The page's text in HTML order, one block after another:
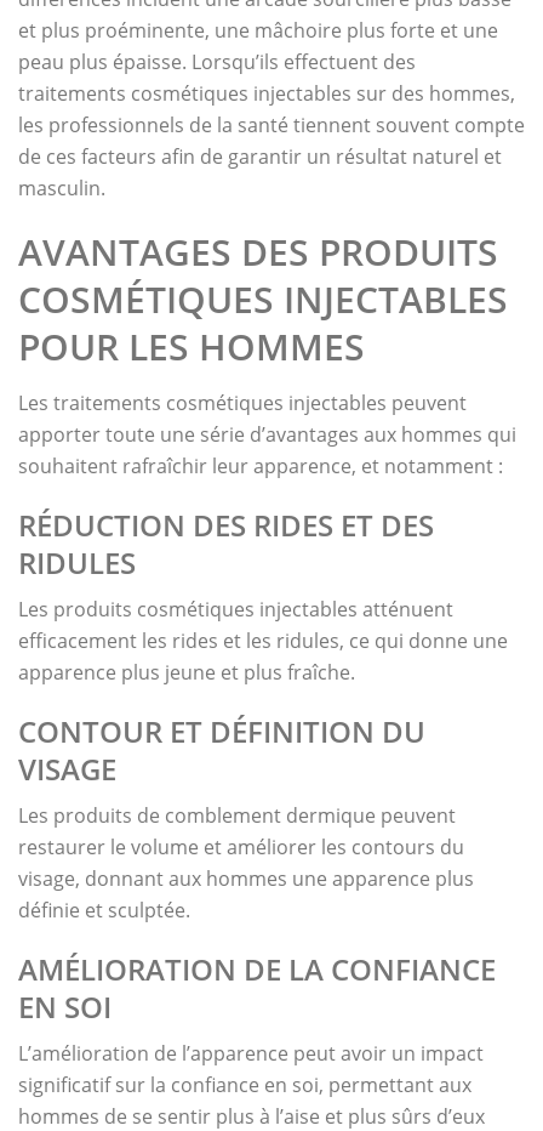
et plus proéminente, une mâchoire plus forte et une
peau plus épaisse. Lorsqu’ils effectuent des
traitements cosmétiques injectables sur des hommes,
les professionnels de la santé tiennent souvent compte
de ces facteurs afin de garantir un résultat naturel et
masculin.
AVANTAGES DES PRODUITS
COSMÉTIQUES INJECTABLES
POUR LES HOMMES
Les traitements cosmétiques injectables peuvent
apporter toute une série d’avantages aux hommes qui
souhaitent rafraîchir leur apparence, et notamment :
RÉDUCTION DES RIDES ET DES
RIDULES
Les produits cosmétiques injectables atténuent
efficacement les rides et les ridules, ce qui donne une
apparence plus jeune et plus fraîche.
CONTOUR ET DÉFINITION DU
VISAGE
Les produits de comblement dermique peuvent
restaurer le volume et améliorer les contours du
visage, donnant aux hommes une apparence plus
définie et sculptée.
AMÉLIORATION DE LA CONFIANCE
EN SOI
L’amélioration de l’apparence peut avoir un impact
significatif sur la confiance en soi, permettant aux
hommes de se sentir plus à l’aise et plus sûrs d’eux